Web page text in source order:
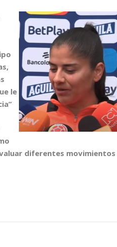
le
diferentes movimientos